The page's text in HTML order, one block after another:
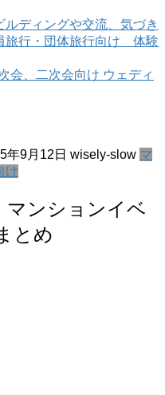
ルディングや交流、気づき
旅行・団体旅行向け 体験
会、二次会向け ウェディ
年9月12日 wisely-slow マ
け
ンションイベ
とめ